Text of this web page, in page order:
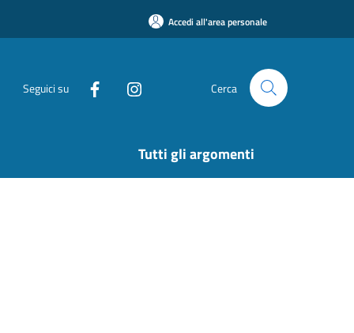
Accedi all'area personale
Seguici su Cerca
Tutti gli argomenti